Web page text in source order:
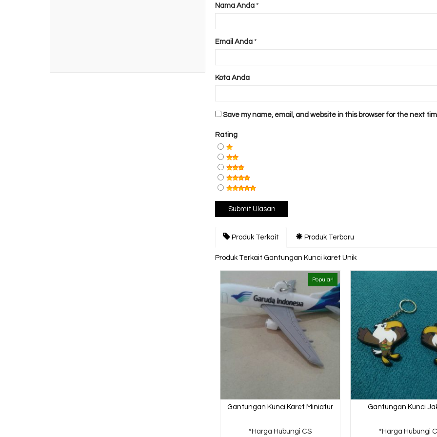
Nama Anda *
Email Anda *
Kota Anda
Save my name, email, and website in this browser for the next
Rating
Produk Terkait Produk Terbaru
Produk Terkait Gantungan Kunci karet Unik
Popular!
Gantungan Kunci Karet Miniatur
*Harga Hubungi CS
Gantungan Kunci
*Harga Hubungi